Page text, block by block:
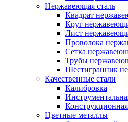
Нержавеющая сталь
Квадрат
Круг
Лист
Проволока
Сетка
Трубы
Шестигранник
Качественные стали
Калибровка
Конструкционная
Цветные металлы